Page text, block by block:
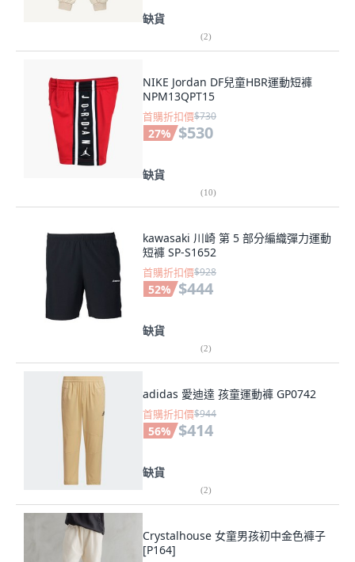
缺貨
(2)
NIKE Jordan DF兒童HBR運動短褲
NPM13QPT15
首購折扣價$730
27% $530
缺貨
(10)
kawasaki 川崎 第 5 部分編織彈力運動
短褲 SP-S1652
首購折扣價$928
52% $444
缺貨
(2)
adidas 愛迪達 孩童運動褲 GP0742
首購折扣價$944
56% $414
缺貨
(2)
Crystalhouse 女童男孩初中金色褲子
[P164]